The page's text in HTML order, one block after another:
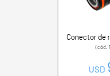
Conector de
(cód.
USD